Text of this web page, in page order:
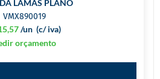
LAMAS PLANO
VMX890019
(c/ iva)
/un
orçamento